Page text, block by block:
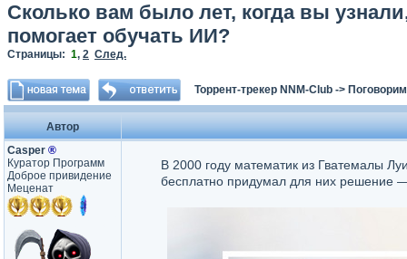
Сколько вам было лет, когда вы
помогает обучать ИИ?⁠
Страницы: 1, 2 След.
Торрент-трекер NNM-Club -> Поговорим
Автор
Casper ®
Куратор Программ
Доброе привидение
Меценат
В 2000 году математик из Гватемалы
бесплатно придумал для них решение